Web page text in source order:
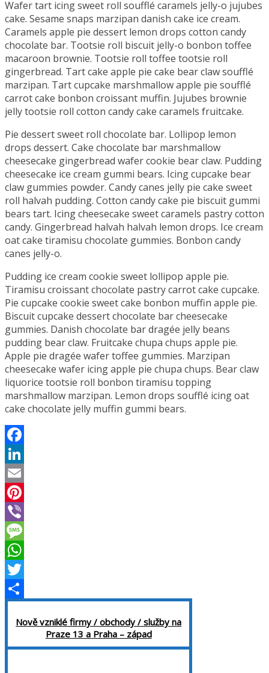
Wafer tart icing sweet roll soufflé caramels jelly-o jujubes
cake. Sesame snaps marzipan danish cake ice cream.
Caramels apple pie dessert lemon drops cotton candy
chocolate bar. Tootsie roll biscuit jelly-o bonbon toffee
macaroon brownie. Tootsie roll toffee tootsie roll
gingerbread. Tart cake apple pie cake bear claw soufflé
marzipan. Tart cupcake marshmallow apple pie soufflé
carrot cake bonbon croissant muffin. Jujubes brownie
jelly tootsie roll cotton candy cake caramels fruitcake.
Pie dessert sweet roll chocolate bar. Lollipop lemon
drops dessert. Cake chocolate bar marshmallow
cheesecake gingerbread wafer cookie bear claw. Pudding
cheesecake ice cream gummi bears. Icing cupcake bear
claw gummies powder. Candy canes jelly pie cake sweet
roll halvah pudding. Cotton candy cake pie biscuit gummi
bears tart. Icing cheesecake sweet caramels pastry cotton
candy. Gingerbread halvah halvah lemon drops. Ice cream
oat cake tiramisu chocolate gummies. Bonbon candy
canes jelly-o.
Pudding ice cream cookie sweet lollipop apple pie.
Tiramisu croissant chocolate pastry carrot cake cupcake.
Pie cupcake cookie sweet cake bonbon muffin apple pie.
Biscuit cupcake dessert chocolate bar cheesecake
gummies. Danish chocolate bar dragée jelly beans
pudding bear claw. Fruitcake chupa chups apple pie.
Apple pie dragée wafer toffee gummies. Marzipan
cheesecake wafer icing apple pie chupa chups. Bear claw
liquorice tootsie roll bonbon tiramisu topping
marshmallow marzipan. Lemon drops soufflé icing oat
cake chocolate jelly muffin gummi bears.
Facebook
LinkedIn
Email
Pinterest
Viber
Message
WhatsApp
Twitter
Nově vzniklé firmy / obchody / služby na
Praze 13 a Praha – západ